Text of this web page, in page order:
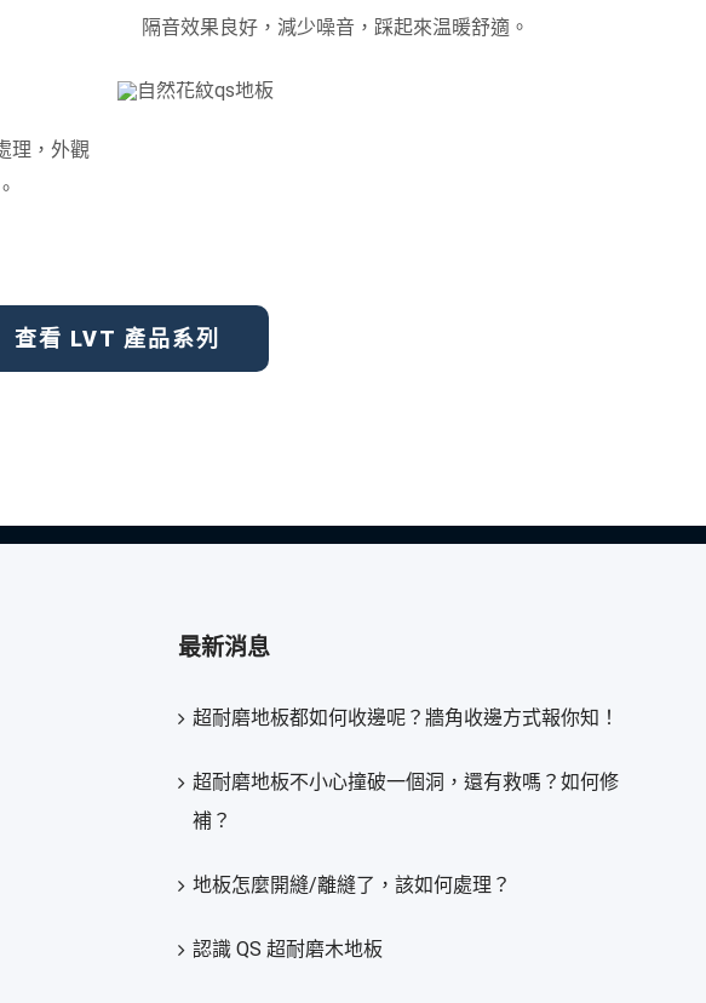
隔音效果良好，減少噪音，踩起來温暖舒適。
理，外觀
查看 LVT 產品系列
最新消息
超耐磨地板都如何收邊呢？牆角收邊方式報你知！
超耐磨地板不小心撞破一個洞，還有救嗎？如何修
補？
地板怎麼開縫/離縫了，該如何處理？
認識 QS 超耐磨木地板